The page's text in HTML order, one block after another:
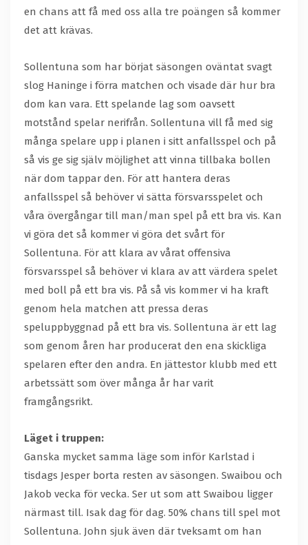
en chans att få med oss alla tre poängen så kommer
det att krävas.
Sollentuna som har börjat säsongen oväntat svagt
slog Haninge i förra matchen och visade där hur bra
dom kan vara. Ett spelande lag som oavsett
motstånd spelar nerifrån. Sollentuna vill få med sig
många spelare upp i planen i sitt anfallsspel och på
så vis ge sig själv möjlighet att vinna tillbaka bollen
när dom tappar den. För att hantera deras
anfallsspel så behöver vi sätta försvarsspelet och
våra övergångar till man/man spel på ett bra vis. Kan
vi göra det så kommer vi göra det svårt för
Sollentuna. För att klara av vårat offensiva
försvarsspel så behöver vi klara av att värdera spelet
med boll på ett bra vis. På så vis kommer vi ha kraft
genom hela matchen att pressa deras
speluppbyggnad på ett bra vis. Sollentuna är ett lag
som genom åren har producerat den ena skickliga
spelaren efter den andra. En jättestor klubb med ett
arbetssätt som över många år har varit
framgångsrikt.
Läget i truppen:
Ganska mycket samma läge som inför Karlstad i
tisdags Jesper borta resten av säsongen. Swaibou och
Jakob vecka för vecka. Ser ut som att Swaibou ligger
närmast till. Isak dag för dag. 50% chans till spel mot
Sollentuna. John sjuk även där tveksamt om han